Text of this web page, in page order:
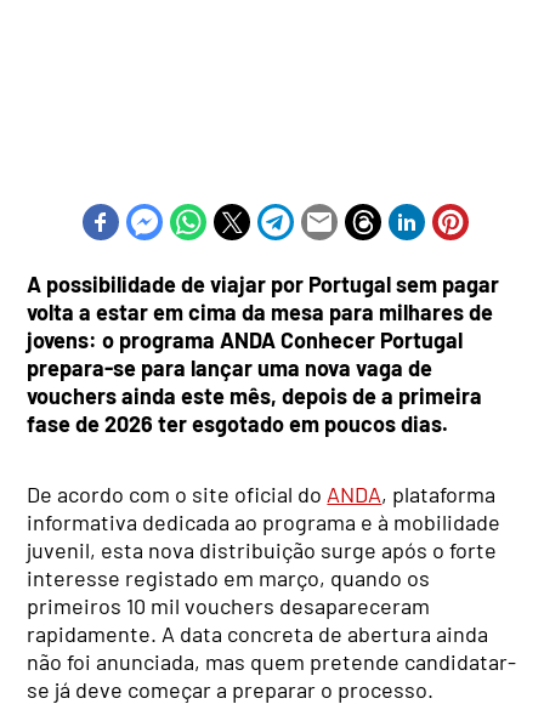
A possibilidade de viajar por Portugal sem pagar
volta a estar em cima da mesa para milhares de
jovens: o programa ANDA Conhecer Portugal
prepara-se para lançar uma nova vaga de
vouchers ainda este mês, depois de a primeira
fase de 2026 ter esgotado em poucos dias.
De acordo com o site oficial do ANDA, plataforma
informativa dedicada ao programa e à mobilidade
juvenil, esta nova distribuição surge após o forte
interesse registado em março, quando os
primeiros 10 mil vouchers desapareceram
rapidamente. A data concreta de abertura ainda
não foi anunciada, mas quem pretende candidatar-
se já deve começar a preparar o processo.